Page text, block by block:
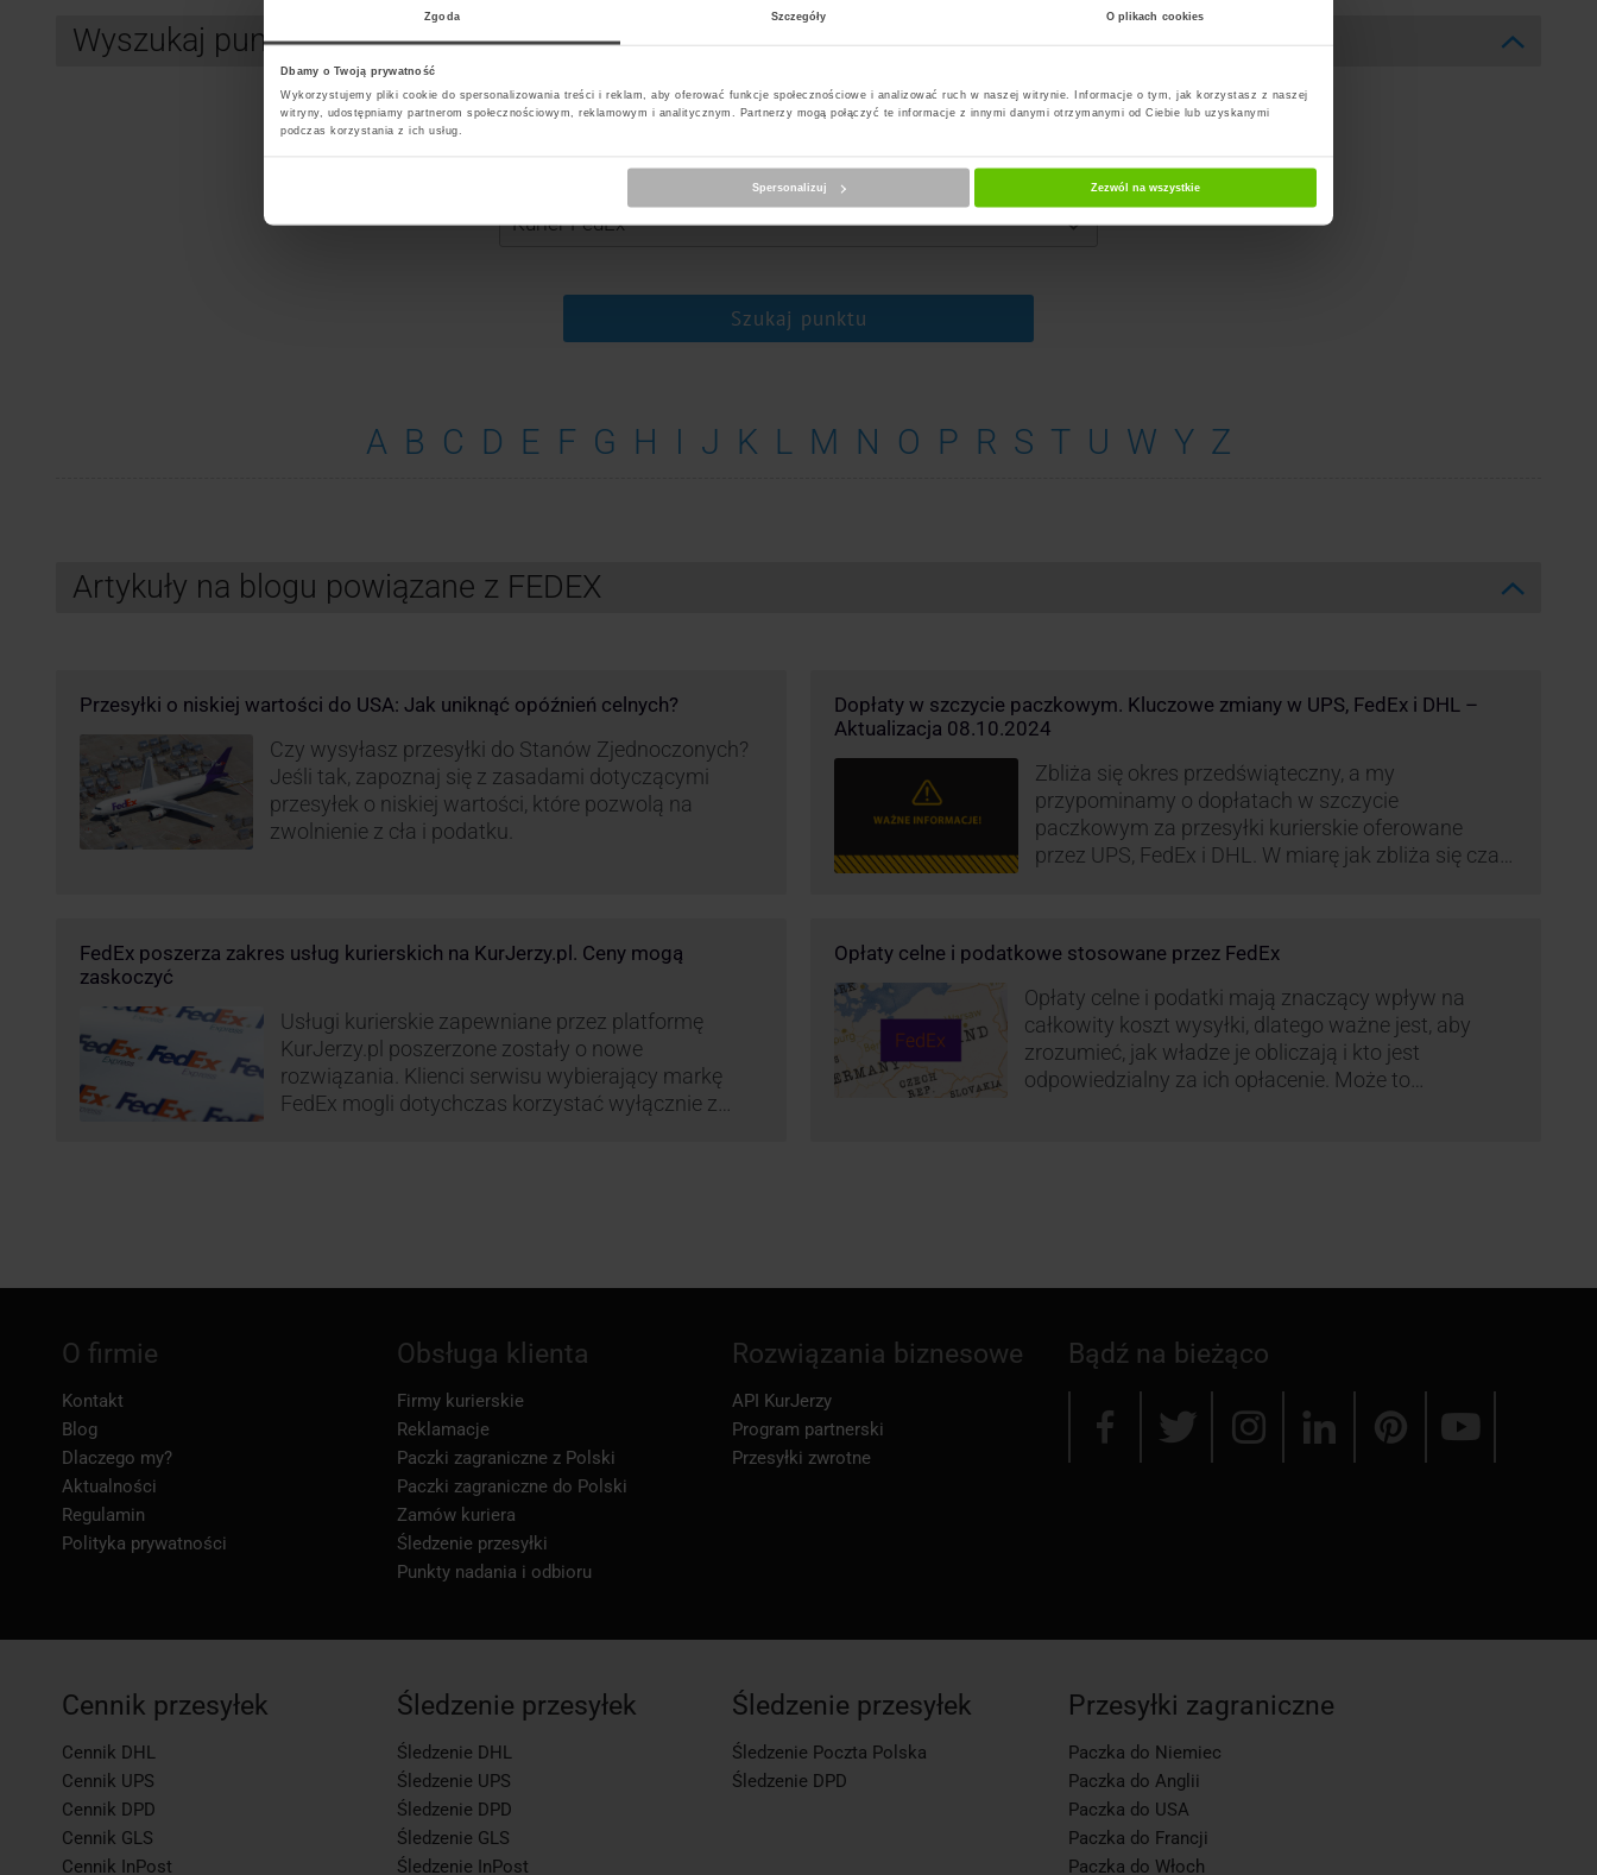
Zgoda Szczegóły O plikach cookies
Dbamy o Twoją prywatność
Wykorzystujemy pliki cookie do spersonalizowania treści i reklam, aby oferować funkcje społecznościowe i analizować ruch w naszej witrynie. Informacje o tym, jak korzystasz z naszej
witryny, udostępniamy partnerom społecznościowym, reklamowym i analitycznym. Partnerzy mogą połączyć te informacje z innymi danymi otrzymanymi od Ciebie lub uzyskanymi
podczas korzystania z ich usług.
Spersonalizuj Zezwól na wszystkie
Wyszukaj punkt kurierski FEDEX
Search
Szukaj punktu
A B C D E F G H I J K L M N O P R S T U W Y Z
Artykuły na blogu powiązane z FEDEX
Przesyłki o niskiej wartości do USA: Jak uniknąć opóźnień celnych?
Czy wysyłasz przesyłki do Stanów Zjednoczonych?
Jeśli tak, zapoznaj się z zasadami dotyczącymi
przesyłek o niskiej wartości, które pozwolą na
zwolnienie z cła i podatku.
Dopłaty w szczycie paczkowym. Kluczowe zmiany w UPS, FedEx i DHL –
Aktualizacja 08.10.2024
Zbliża się okres przedświąteczny, a my
przypominamy o dopłatach w szczycie
paczkowym za przesyłki kurierskie oferowane
przez UPS, FedEx i DHL. W miarę jak zbliża się czas
oraz zapewnienie wysokiego poziomu
świadczonych usług. Dodatkowo przewoźnik UPS
wprowadzi nowe opłaty opisane …
FedEx poszerza zakres usług kurierskich na KurJerzy.pl. Ceny mogą
zaskoczyć
Usługi kurierskie zapewniane przez platformę
KurJerzy.pl poszerzone zostały o nowe
rozwiązania. Klienci serwisu wybierający markę
FedEx mogli dotychczas korzystać wyłącznie z
Opłaty celne i podatkowe stosowane przez FedEx
Opłaty celne i podatki mają znaczący wpływ na
całkowity koszt wysyłki, dlatego ważne jest, aby
zrozumieć, jak władze je obliczają i kto jest
odpowiedzialny za ich opłacenie. Może to
Bądź na bieżąco
O firmie
Kontakt
Blog
Dlaczego my?
Aktualności
Regulamin
Polityka prywatności
Obsługa klienta
Firmy kurierskie
Reklamacje
Paczki zagraniczne z Polski
Paczki zagraniczne do Polski
Zamów kuriera
Śledzenie przesyłki
Punkty nadania i odbioru
Rozwiązania biznesowe
API KurJerzy
Program partnerski
Przesyłki zwrotne
Cennik przesyłek
Cennik DHL
Cennik UPS
Cennik DPD
Cennik GLS
Cennik InPost
Śledzenie przesyłek
Śledzenie DHL
Śledzenie UPS
Śledzenie DPD
Śledzenie GLS
Śledzenie InPost
Śledzenie przesyłek
Śledzenie Poczta Polska
Śledzenie DPD
Przesyłki zagraniczne
Paczka do Niemiec
Paczka do Anglii
Paczka do USA
Paczka do Francji
Paczka do Włoch